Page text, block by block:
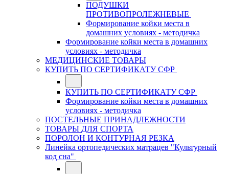
ПОДУШКИ
ПРОТИВОПРОЛЕЖНЕВЫЕ
Формирование койки места в
домашних условиях - методичка
Формирование койки места в домашних
условиях - методичка
МЕДИЦИНСКИЕ ТОВАРЫ
КУПИТЬ ПО СЕРТИФИКАТУ СФР
КУПИТЬ ПО СЕРТИФИКАТУ СФР
Формирование койки места в домашних
условиях - методичка
ПОСТЕЛЬНЫЕ ПРИНАДЛЕЖНОСТИ
ТОВАРЫ ДЛЯ СПОРТА
ПОРОЛОН И КОНТУРНАЯ РЕЗКА
Линейка ортопедических матрацев "Культурный
код сна"